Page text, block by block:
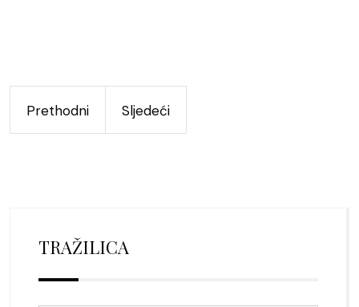
Prethodni Sljedeći
TRAŽILICA